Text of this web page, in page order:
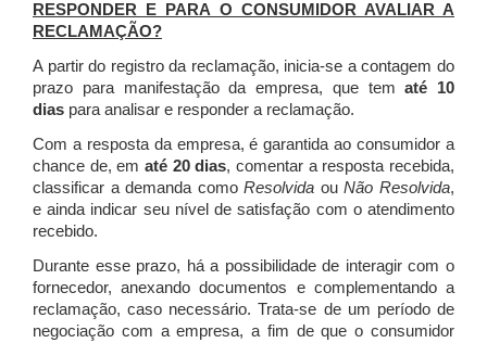
RESPONDER E PARA O CONSUMIDOR AVALIAR A
RECLAMAÇÃO?
A partir do registro da reclamação, inicia-se a contagem do
prazo para manifestação da empresa, que tematé 10
dias para analisar e responder a reclamação.
Com a resposta da empresa, é garantida ao consumidor a
chance de, em até 20 dias, comentar a resposta recebida,
classificar a demanda comoResolvida ouNão Resolvida,
e ainda indicar seu nível de satisfação com o atendimento
recebido.
Durante esse prazo, há a possibilidade de interagir com o
fornecedor, anexando documentos e complementando a
reclamação, caso necessário.Trata-se de um período de
negociação com a empresa, a fim de que o consumidor